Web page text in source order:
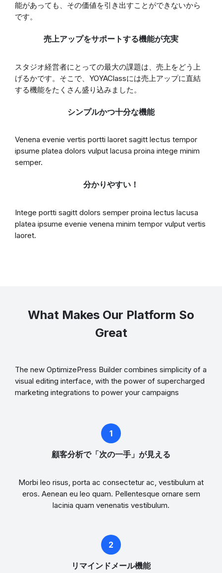
能があっても、その価値を引き出すことができないから
です。
売上アップをサポートする機能が充実
スタジオ経営者にとっての最大の課題は、売上をどう上
げるかです。そこで、YOYAClassには売上アップに直結
する機能をたくさん盛り込みました。
シンプルかつ十分な機能
Venena evenie vertis portti laoret sagitt lectus tempor
ipsume platea dolors vulput lacusa proina intege minim
semper.
分かりやすい！
Intege portti sagitt dolors semper proina lectus lacusa
platea ipsume evenie venena minim tempor vulput vertis
laoret.
What Makes Our Platform So
Great
The new OptimizePress Builder combines simplicity of a
visual editing interface, with the power of supercharged
marketing integrations to power your campaigns
顧客分析で「次の一手」が見える
Morbi leo risus, porta ac consectetur ac, vestibulum at
eros. Aenean eu leo quam. Pellentesque ornare sem
lacinia quam venenatis vestibulum.
リマインドメール機能